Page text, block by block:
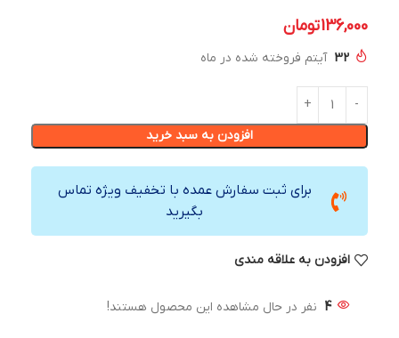
136,000تومان
32 آیتم فروخته شده در ماه
افزودن به سبد خرید
برای ثبت سفارش عمده با تخفیف ویژه تماس
بگیرید
افزودن به علاقه مندی
4 نفر در حال مشاهده این محصول هستند!